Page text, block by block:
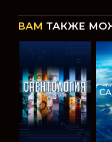
ВАМ ТАКЖЕ